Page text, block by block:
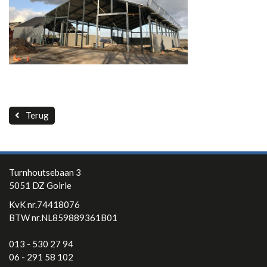
Contact
Terug
Turnhoutsebaan 3
5051 DZ Goirle
KvK nr.74418076
BTW nr.NL859889361B01
013 - 530 27 94
06 - 291 58 102